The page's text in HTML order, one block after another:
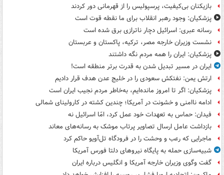
بازیکنان بی‌کیفیت، پرسپولیس را از قهرمانی دور کردند
پزشکیان: وجود رهبر انقلاب برای ما نقطه قوت است
رسانه عبری: اسرائیل دچار ناترازی برق شده است
نشست وزیران خارجه مصر، ترکیه، پاکستان و عربستان
پزشکیان: ایران را همه مردم نگه داشتند
ایران در مسیر تبدیل شدن به قدرت برتر منطقه است!
ارتش یمن: نفتکش سعودی را در خلیج عدن هدف قرار دادیم
پزشکیان: اگر تا امروز مانده‌ایم، به‌خاطر مردم نجیب ایران است
ادامه ناامنی و خشونت در آمریکا؛ چندین کشته در کارولینای شمالی
فیدان: حماس به تعهدات خود عمل کرد، امّا اسرائیل نه
بازداشت عامل ارسال تصاویر پرتاب موشک به رسانه‌های معاند
ماجرایی که رعب و وحشت را در فرودگاه تل‌آویو حاکم کرد
شبیه‌سازی حمله به پایگاه نیروهای دلتا فورس آمریکا
گفت وگوی وزیران خارجه آمریکا و انگلیس درباره ایران